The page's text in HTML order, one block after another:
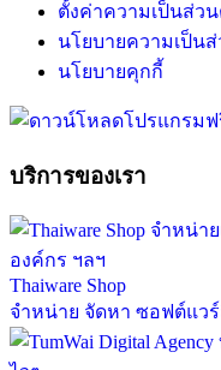
ตั้งค่าความเป็นส่วน
นโยบายความเป็น
นโยบายคุกกี้
บริการของเรา
Thaiware Shop
จำหน่าย จัดหา ซอฟต์แว